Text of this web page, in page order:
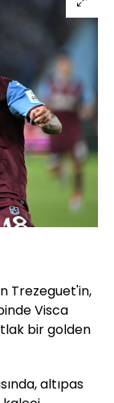
Trezeguet'in,
Visca
bir golden
altıpas